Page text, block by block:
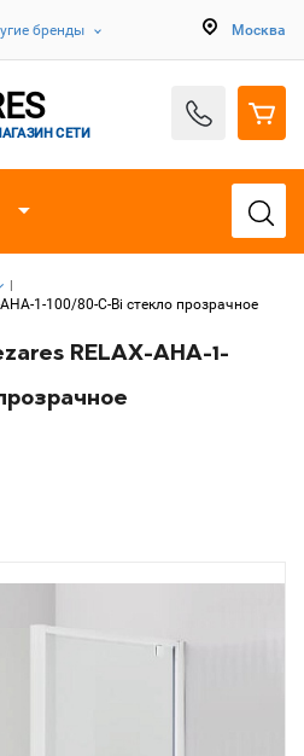
бренды Москва
СЕТИ
1-100/80-C-Bi стекло прозрачное
RELAX-AHA-1-